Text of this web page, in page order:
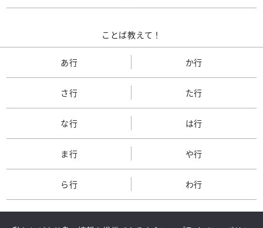
ことば教えて！
あ行 か行
さ行 た行
な行 は行
ま行 や行
ら行 わ行